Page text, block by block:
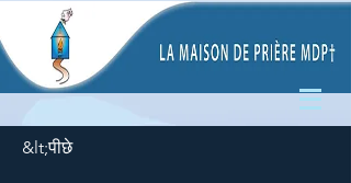
&lt;पीछे